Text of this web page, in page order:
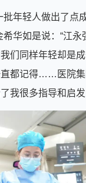
批年轻人做出了点
希华如是说：“江
们同样年轻却是
直都记得……医院集
我很多指导和启发